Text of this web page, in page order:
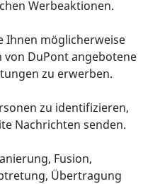
Werbeaktionen.
Ihnen möglicherweise
DuPont angebotene
zu erwerben.
zu identifizieren,
Nachrichten senden.
Fusion,
Übertragung